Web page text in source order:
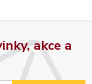
akce a